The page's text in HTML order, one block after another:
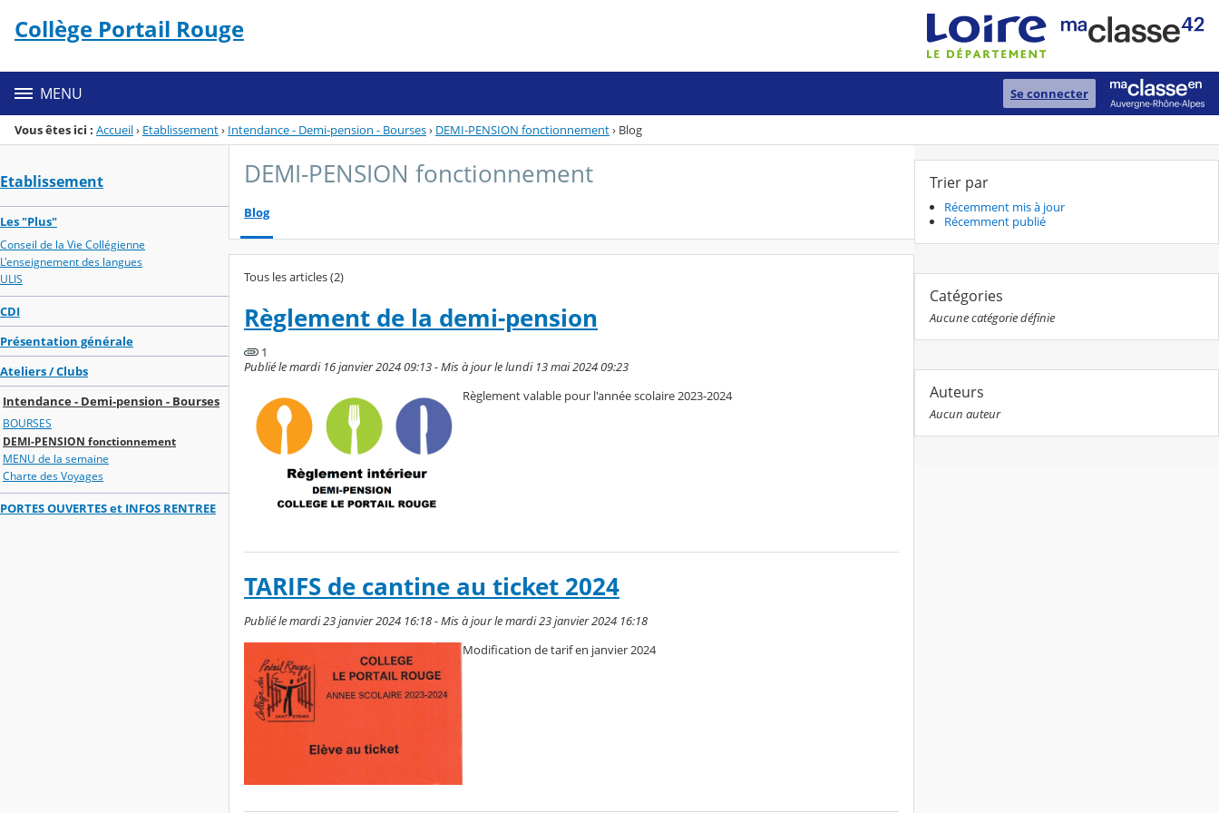
Menu de la rubrique
Contenu
Collège Portail Rouge
MENU Se connecter
Vous êtes ici : Accueil› Etablissement› Intendance - Demi-pension - Bourses› DEMI-PENSION fonctionnement› Blog
Etablissement
Les "Plus"
Conseil de la Vie Collégienne
L'enseignement des langues
ULIS
CDI
Présentation générale
Ateliers / Clubs
Intendance - Demi-pension - Bourses
BOURSES
DEMI-PENSION fonctionnement
MENU de la semaine
Charte des Voyages
PORTES OUVERTES et INFOS RENTREE
DEMI-PENSION fonctionnement
Blog
Tous les articles (2)
Règlement de la demi-pension
1
Publié le mardi 16 janvier 2024 09:13 - Mis à jour le lundi 13 mai 2024 09:23
Règlement valable pour l'année scolaire 2023-2024
TARIFS de cantine au ticket 2024
Publié le mardi 23 janvier 2024 16:18 - Mis à jour le mardi 23 janvier 2024 16:18
Modification de tarif en janvier 2024
Trier par
Récemment mis à jour
Récemment publié
Catégories
Aucune catégorie définie
Auteurs
Aucun auteur